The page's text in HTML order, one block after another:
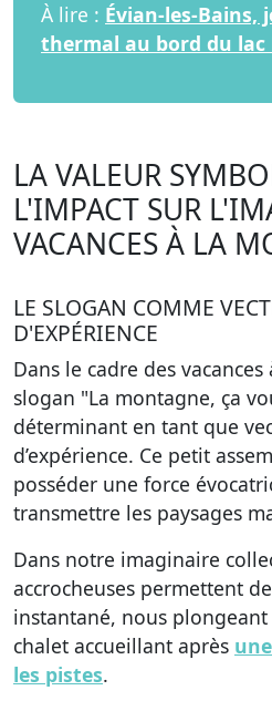
À lire : Évian-les-
thermal au bord du lac
LA VALEUR
L'IMPACT SUR
VACANCES À LA
LE SLOGAN COMME
D'EXPÉRIENCE
Dans le cadre des
slogan "La montagne, ça
déterminant en tant que
d’expérience. Ce petit
posséder une force
transmettre les paysages
Dans notre imaginaire
accrocheuses permettent
instantané, nous plongeant
chalet accueillant après
les pistes.